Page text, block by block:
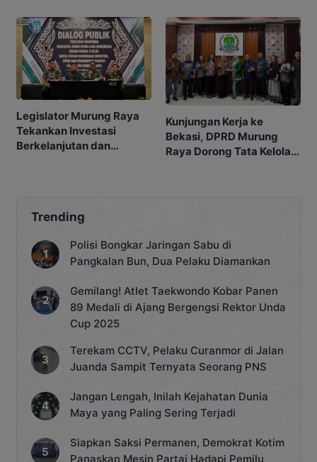
Legislator Murung Raya
Tekankan Investasi
Berkelanjutan dan
Kunjungan Kerja ke
Bekasi, DPRD Murung
Raya Dorong Tata Kelola
Trending
Polisi Bongkar Jaringan Sabu di
Pangkalan Bun, Dua Pelaku Diamankan
Gemilang! Atlet Taekwondo Kobar Panen
89 Medali di Ajang Bergengsi Rektor Unda
Cup 2025
Terekam CCTV, Pelaku Curanmor di Jalan
Juanda Sampit Ternyata Seorang PNS
Jangan Lengah, Inilah Kejahatan Dunia
Maya yang Paling Sering Terjadi
Siapkan Saksi Permanen, Demokrat Kotim
Panaskan Mesin Partai Hadapi Pemilu